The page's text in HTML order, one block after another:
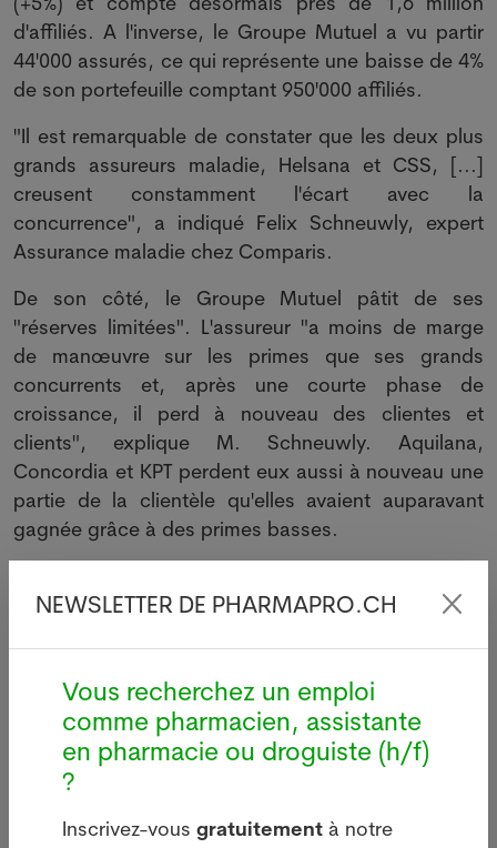
d'affiliés. A l'inverse, le Groupe Mutuel a vu partir
44'000 assurés, ce qui représente une baisse de 4%
de son portefeuille comptant 950'000 affiliés.
"Il est remarquable de constater que les deux plus
grands assureurs maladie, Helsana et CSS, [...]
creusent constamment l'écart avec la
concurrence", a indiqué Felix Schneuwly, expert
Assurance maladie chez Comparis.
De son côté, le Groupe Mutuel pâtit de ses
"réserves limitées". L'assureur "a moins de marge
de manœuvre sur les primes que ses grands
concurrents et, après une courte phase de
croissance, il perd à nouveau des clientes et
clients", explique M. Schneuwly. Aquilana,
Concordia et KPT perdent eux aussi à nouveau une
partie de la clientèle qu'elles avaient auparavant
gagnée grâce à des primes basses.
avril 2026 auprès de 1034 personnes.
Le 23 juin 2026. Source: Keystone-ATS. Crédits
photos: Adobe Stock, Pixabay ou Pharmanetis Sàrl
(Creapharma.ch).
Votre offre d’emploi PUSH ici
NEWSLETTER DE PHARMAPRO.CH
Vous recherchez un emploi
comme pharmacien, assistante
en pharmacie ou droguiste (h/f)
?
Inscrivez-vous gratuitement à notre